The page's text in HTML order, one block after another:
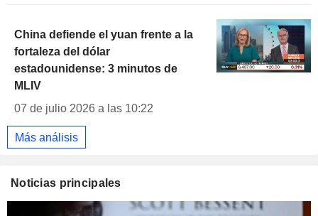
China defiende el yuan frente a la
fortaleza del dólar
estadounidense: 3 minutos de
MLIV
07 de julio 2026 a las 10:22
Más análisis
Noticias principales